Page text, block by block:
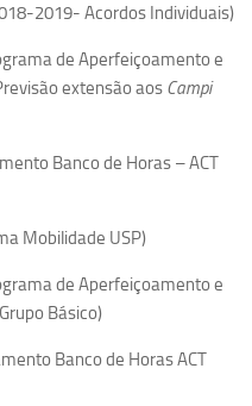
2019- Acordos Individuais)
de Aperfeiçoamento e
extensão aos Campi
Banco de Horas – ACT
Mobilidade USP)
de Aperfeiçoamento e
Básico)
Banco de Horas ACT